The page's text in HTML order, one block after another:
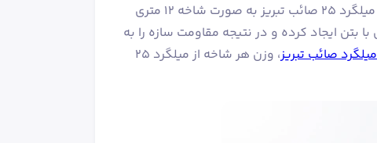
سانتی‌متر مربع و تغییر شکل نسبی پلاستیکی ۱۴ درصد می‌باشد. میلگرد ۲۵ صائب تبریز به صورت شاخه 12 متری
بتن ایجاد کرده و در نتیجه مقاومت سازه را به
صائب تبریز
، وزن هر شاخه از میلگرد ۲۵